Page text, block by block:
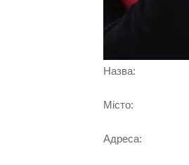
Назва:
Місто:
Адреса: